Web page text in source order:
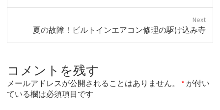
o
p
o
s
Next
p
o
t
夏の故障！ビルトインエアコン修理の駆け込み寺
コメントを残す
メールアドレスが公開されることはありません。 * が付い
ている欄は必須項目です